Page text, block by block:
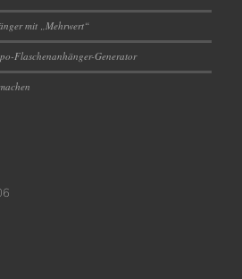
mit „Mehrwert“
Flaschenanhänger-Generator